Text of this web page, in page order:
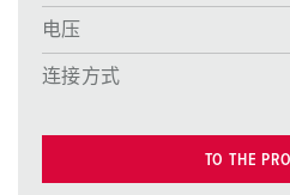
电压
连接方式
TO THE